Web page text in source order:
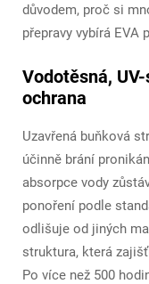
důvodem, proč si
přepravy vybírá EVA
Vodotěsná,
ochrana
Uzavřená buňková
účinně brání
absorpce vody
ponoření podle
odlišuje od jiných
struktura, která
Po více než 500